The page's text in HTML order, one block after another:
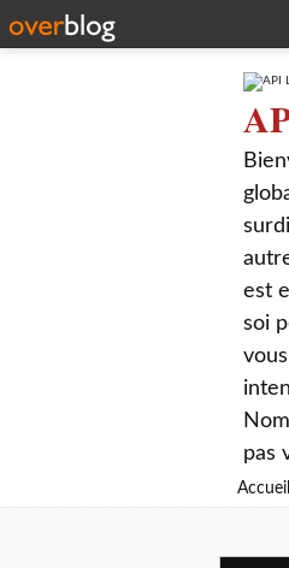
est
soi
pas
Accueil